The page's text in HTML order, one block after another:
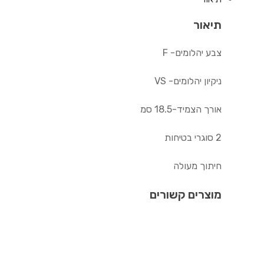
תיאור
צבע יהלומים- F
ניקיון יהלומים- VS
אורך הצמיד-18.5 סמ
2 סוגרי בטיחות
חיתוך מעולה
מוצרים קשורים